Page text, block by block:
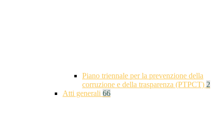
Piano triennale per la prevenzione della
corruzione e della trasparenza (PTPCT) 2
Atti generali 66